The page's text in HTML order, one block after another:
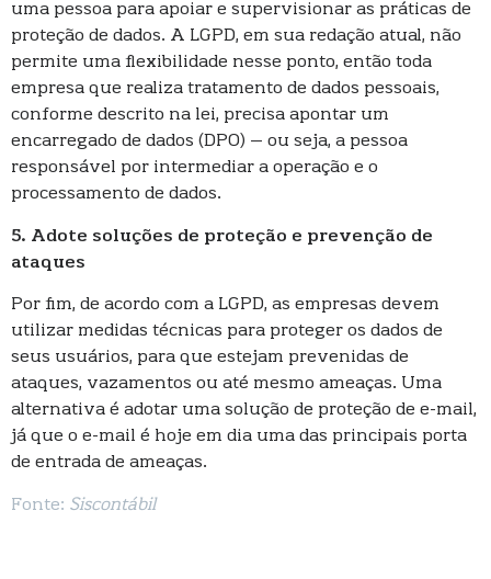
uma pessoa para apoiar e supervisionar as práticas de
proteção de dados. A LGPD, em sua redação atual, não
permite uma flexibilidade nesse ponto, então toda
empresa que realiza tratamento de dados pessoais,
conforme descrito na lei, precisa apontar um
encarregado de dados (DPO) – ou seja, a pessoa
responsável por intermediar a operação e o
processamento de dados.
5. Adote soluções de proteção e prevenção de
ataques
Por fim, de acordo com a LGPD, as empresas devem
utilizar medidas técnicas para proteger os dados de
seus usuários, para que estejam prevenidas de
ataques, vazamentos ou até mesmo ameaças. Uma
alternativa é adotar uma solução de proteção de e-mail,
já que o e-mail é hoje em dia uma das principais porta
de entrada de ameaças.
Fonte: Siscontábil